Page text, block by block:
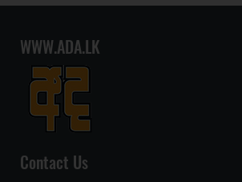
WWW.ADA.LK
Contact Us